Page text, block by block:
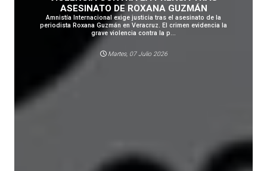
ASESINATO DE ROXANA GUZMÁN
Amnistía Internacional exige justicia tras el asesinato de la
periodista Roxana Guzmán en Veracruz. El crimen evidencia la
grave violencia contra la p...
Martes, 07 Julio 2026